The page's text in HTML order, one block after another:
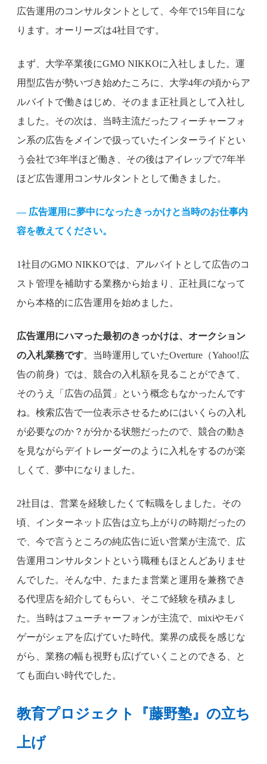
広告運用のコンサルタントとして、今年で15年目にな
ります。オーリーズは4社目です。
まず、大学卒業後にGMO NIKKOに入社しました。運
用型広告が勢いづき始めたころに、大学4年の頃からア
ルバイトで働きはじめ、そのまま正社員として入社し
ました。その次は、当時主流だったフィーチャーフォ
ン系の広告をメインで扱っていたインターライドとい
う会社で3年半ほど働き、その後はアイレップで7年半
ほど広告運用コンサルタントとして働きました。
— 広告運用に夢中になったきっかけと当時のお仕事内
容を教えてください。
1社目のGMO NIKKOでは、アルバイトとして広告のコ
スト管理を補助する業務から始まり、正社員になって
から本格的に広告運用を始めました。
広告運用にハマった最初のきっかけは、オークション
の入札業務です。当時運用していたOverture（Yahoo!広
告の前身）では、競合の入札額を見ることができて、
そのうえ「広告の品質」という概念もなかったんです
ね。検索広告で一位表示させるためにはいくらの入札
が必要なのか？が分かる状態だったので、競合の動き
を見ながらデイトレーダーのように入札をするのが楽
しくて、夢中になりました。
2社目は、営業を経験したくて転職をしました。その
頃、インターネット広告は立ち上がりの時期だったの
で、今で言うところの純広告に近い営業が主流で、広
告運用コンサルタントという職種もほとんどありませ
んでした。そんな中、たまたま営業と運用を兼務でき
る代理店を紹介してもらい、そこで経験を積みまし
た。当時はフューチャーフォンが主流で、mixiやモバ
ゲーがシェアを広げていた時代。業界の成長を感じな
がら、業務の幅も視野も広げていくことのできる、と
ても面白い時代でした。
教育プロジェクト『藤野塾』の立ち
上げ